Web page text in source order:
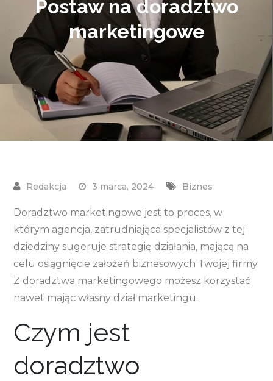
Postaw na doradztwo
marketingowe
3 marca, 2024 Biznes
Doradztwo marketingowe jest to proces, w
którym agencja, zatrudniająca specjalistów z tej
dziedziny sugeruje strategię działania, mającą na
celu osiągnięcie założeń biznesowych Twojej firmy.
Z doradztwa marketingowego możesz korzystać
nawet mając własny dział marketingu.
Czym jest
doradztwo